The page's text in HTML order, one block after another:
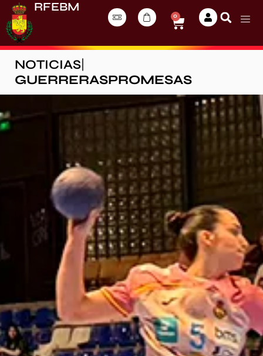
RFEBM
0
NOTICIAS
GUERRERASPROMESAS